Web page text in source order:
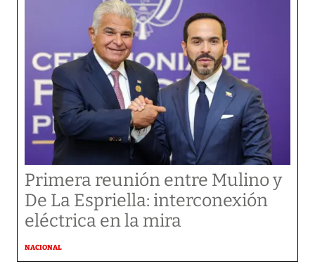
Primera reunión entre Mulino y
De La Espriella: interconexión
eléctrica en la mira
NACIONAL